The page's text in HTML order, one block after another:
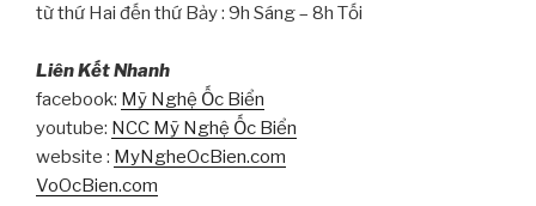
từ thứ Hai đến thứ Bảy : 9h Sáng – 8h Tối
Liên Kết Nhanh
facebook: Mỹ Nghệ Ốc Biển
youtube: NCC Mỹ Nghệ Ốc Biển
website : MyNgheOcBien.com
VoOcBien.com